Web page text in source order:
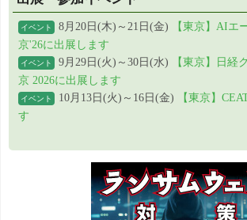
イベント 8月20日(木)～21日(金)
【東京】AIエ
京'26に出展します
イベント 9月29日(火)～30日(水)
【東京】日経
京 2026に出展します
イベント 10月13日(火)～16日(金)
【東京】
す